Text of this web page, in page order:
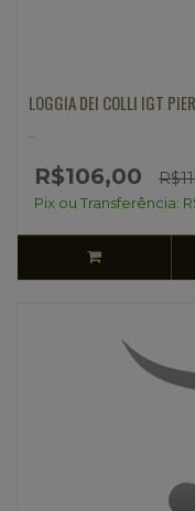
LOGGIA DEI COLLI IGT
R$106,00
Pix ou Transferência: